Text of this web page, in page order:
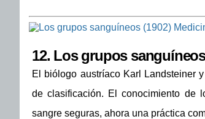
12. Los grupos
El biólogo austríaco Karl Landsteiner
de clasificación. El conocimiento de
sangre seguras, ahora una práctica